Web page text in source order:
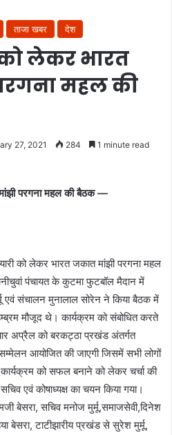
ताजा खबर देश
लेकर भारत
महल की
27, 2021 284 1 minute read
परगना महल की बैठक —
को लेकर भारत जकात मांझी परगना महल
पंचायत के कुटमा फुटबॉल मैदान में
एवं संचालन मुनालाल सोरेन ने किया बैठक में
मौजूद थे। कार्यक्रम को संबोधित करते
अप्रैल को बरकट्ठा प्रखंड अंतर्गत
आयोजित की जाएगी जिसमें सभी लोगों
को सफल बनाने को लेकर चर्चा की
एवं कोषाध्यक्ष का चयन किया गया।
बेसरा, सचिव मनोज मुर्मू,समाजसेवी,दिनेश
बेसरा, टाटीझारीय प्रखंड से सुरेश मुर्मू,